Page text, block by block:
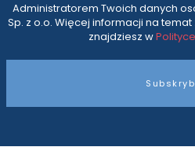
Administratorem Twoich danych
Sp. z o.o. Więcej informacji na
znajdziesz w